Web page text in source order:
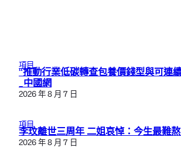
項目
“推動行業低碳轉查包養價錢型與可連
_中國網
2026 年 8 月 7 日
項目
李玟離世三周年 二姐哀悼：今生最難
2026 年 8 月 7 日